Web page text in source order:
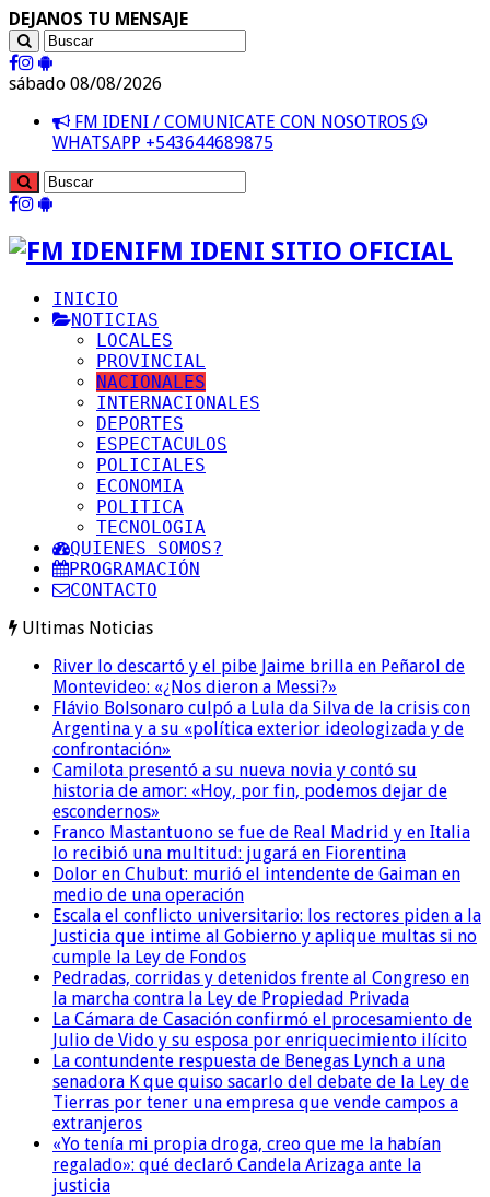
DEJANOS TU MENSAJE
sábado 08/08/2026
FM IDENI / COMUNICATE CON NOSOTROS
WHATSAPP +543644689875
FM IDENI SITIO OFICIAL
INICIO
NOTICIAS
LOCALES
PROVINCIAL
NACIONALES
INTERNACIONALES
DEPORTES
ESPECTACULOS
POLICIALES
ECONOMIA
POLITICA
TECNOLOGIA
QUIENES SOMOS?
PROGRAMACIÓN
CONTACTO
Ultimas Noticias
River lo descartó y el pibe Jaime brilla en Peñarol de
Montevideo: «¿Nos dieron a Messi?»
Flávio Bolsonaro culpó a Lula da Silva de la crisis con
Argentina y a su «política exterior ideologizada y de
confrontación»
Camilota presentó a su nueva novia y contó su
historia de amor: «Hoy, por fin, podemos dejar de
escondernos»
Franco Mastantuono se fue de Real Madrid y en Italia
lo recibió una multitud: jugará en Fiorentina
Dolor en Chubut: murió el intendente de Gaiman en
medio de una operación
Escala el conflicto universitario: los rectores piden a la
Justicia que intime al Gobierno y aplique multas si no
cumple la Ley de Fondos
Pedradas, corridas y detenidos frente al Congreso en
la marcha contra la Ley de Propiedad Privada
La Cámara de Casación confirmó el procesamiento de
Julio de Vido y su esposa por enriquecimiento ilícito
La contundente respuesta de Benegas Lynch a una
senadora K que quiso sacarlo del debate de la Ley de
Tierras por tener una empresa que vende campos a
extranjeros
«Yo tenía mi propia droga, creo que me la habían
regalado»: qué declaró Candela Arizaga ante la
justicia